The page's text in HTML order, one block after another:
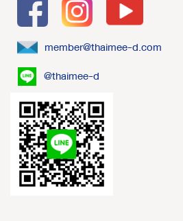
member@thaimee-d.com
@thaimee-d